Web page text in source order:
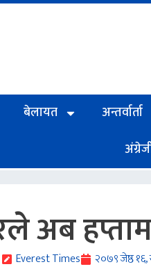
बेलायत अन्तर्वार्ता
Everest Times २०७९ जेष्ठ १६,